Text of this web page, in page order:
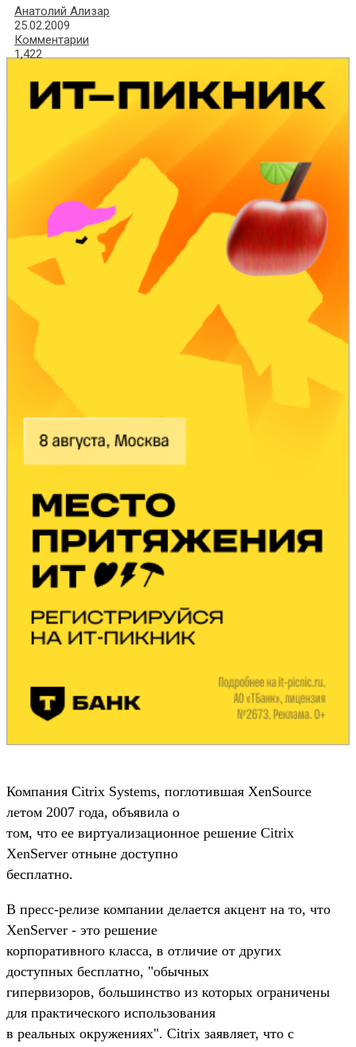
Анатолий Ализар
25.02.2009
Комментарии
1,422
Компания Citrix Systems, поглотившая XenSource
летом 2007 года, объявила о
том, что ее виртуализационное решение Citrix
XenServer отныне доступно
бесплатно.
В пресс-релизе компании делается акцент на то, что
XenServer - это решение
корпоративного класса, в отличие от других
доступных бесплатно, "обычных
гипервизоров, большинство из которых ограничены
для практического использования
в реальных окружениях". Citrix заявляет, что с